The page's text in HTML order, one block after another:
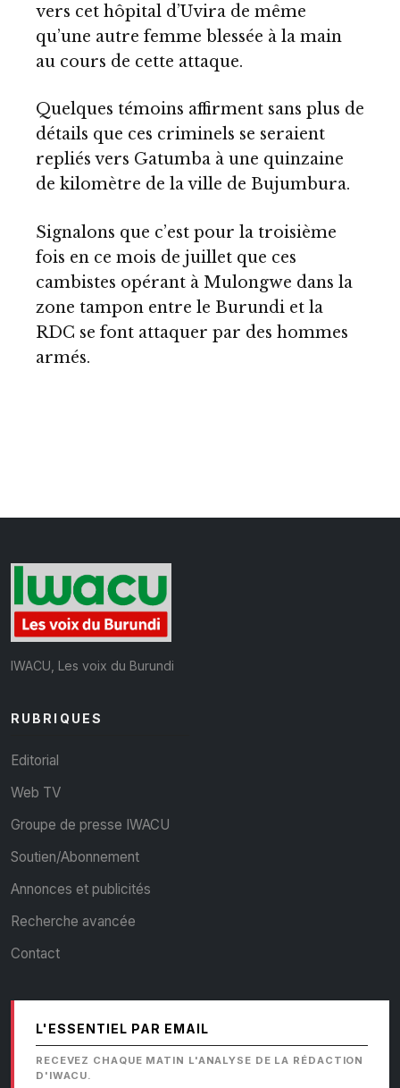
vers cet hôpital d’Uvira de même
qu’une autre femme blessée à la main
au cours de cette attaque.
Quelques témoins affirment sans plus de
détails que ces criminels se seraient
repliés vers Gatumba à une quinzaine
de kilomètre de la ville de Bujumbura.
Signalons que c’est pour la troisième
fois en ce mois de juillet que ces
cambistes opérant à Mulongwe dans la
zone tampon entre le Burundi et la
RDC se font attaquer par des hommes
armés.
IWACU, Les voix du Burundi
RUBRIQUES
Editorial
Web TV
Groupe de presse IWACU
Soutien/Abonnement
Annonces et publicités
Recherche avancée
Contact
L'ESSENTIEL PAR EMAIL
RECEVEZ CHAQUE MATIN L'ANALYSE DE LA RÉDACTION
D'IWACU.